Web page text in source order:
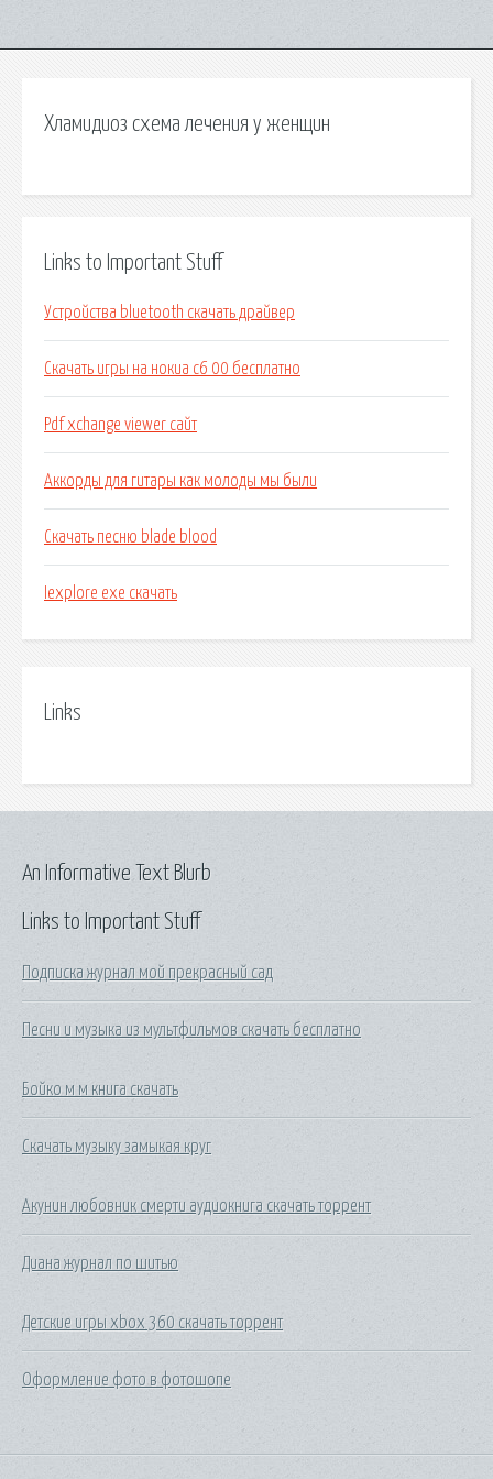
Хламидиоз схема лечения у женщин
Links to Important Stuff
Устройства bluetooth скачать драйвер
Скачать игры на нокиа с6 00 бесплатно
Pdf xchange viewer сайт
Аккорды для гитары как молоды мы были
Скачать песню blade blood
Iexplore exe скачать
Links
Links to Important Stuff
Подписка журнал мой прекрасный сад
Песни и музыка из мультфильмов скачать бесплатно
Бойко м м книга скачать
Скачать музыку замыкая круг
Акунин любовник смерти аудиокнига скачать торрент
Диана журнал по шитью
Детские игры xbox 360 скачать торрент
Оформление фото в фотошопе
An Informative Text Blurb